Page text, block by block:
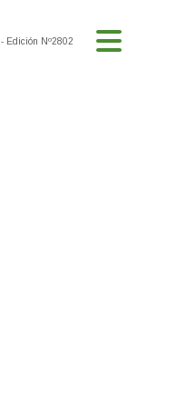
- Edición Nº2802